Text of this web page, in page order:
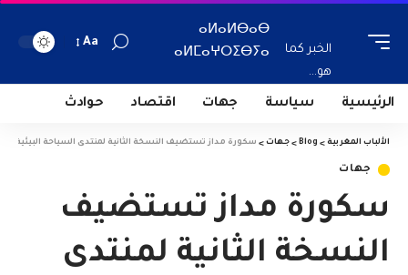
الخبر كما
هو...
ⴰⵍⴰⵍⴱⴰⴱ
ⴰⵍⵎⴰⵖⵔⵉⴱⵢⴰ
Aa
الرئيسية سياسة جهات اقتصاد حوادث
الألباب المغربية >
Blog
> جهات > سكورة مداز تستضيف النسخة الثانية لمنتدى السياحة البيئية
جهات
سكورة مداز تستضيف
النسخة الثانية لمنتدى